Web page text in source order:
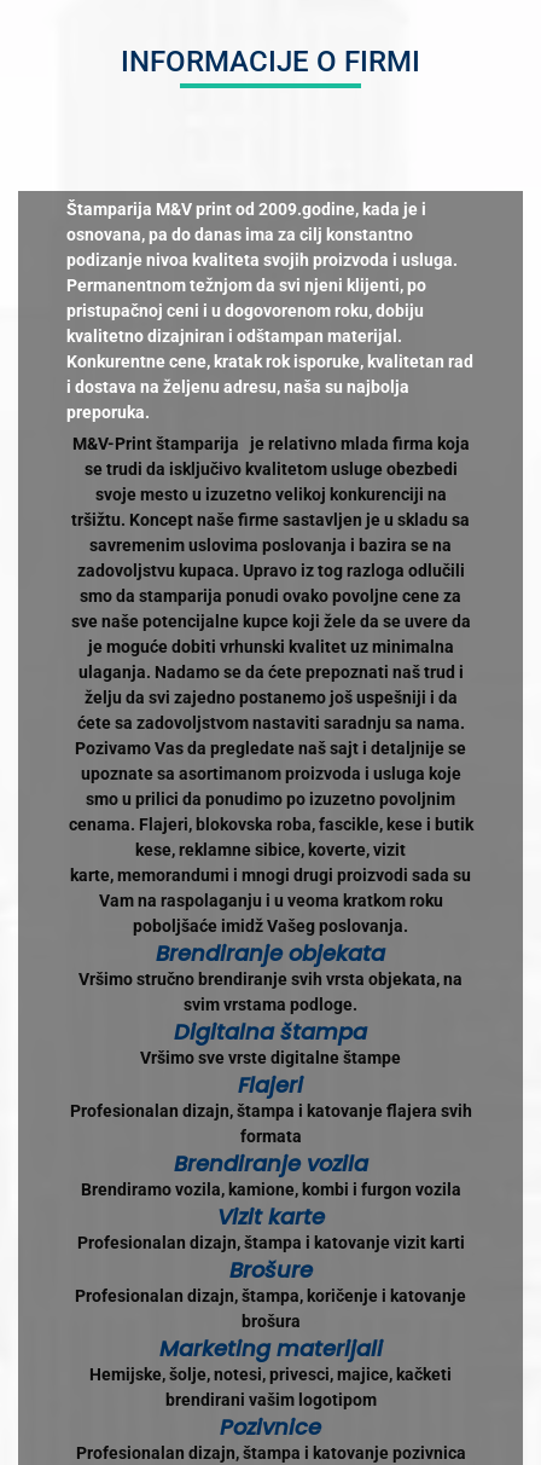
INFORMACIJE O FIRMI
Štamparija M&V print od 2009.godine, kada je i
osnovana, pa do danas ima za cilj konstantno
podizanje nivoa kvaliteta svojih proizvoda i usluga.
Permanentnom težnjom da svi njeni klijenti, po
pristupačnoj ceni i u dogovorenom roku, dobiju
kvalitetno dizajniran i odštampan materijal.
Konkurentne cene, kratak rok isporuke, kvalitetan rad
i dostava na željenu adresu, naša su najbolja
preporuka.
M&V-Print štamparija je relativno mlada firma koja
se trudi da isključivo kvalitetom usluge obezbedi
svoje mesto u izuzetno velikoj konkurenciji na
tršižtu. Koncept naše firme sastavljen je u skladu sa
savremenim uslovima poslovanja i bazira se na
zadovoljstvu kupaca. Upravo iz tog razloga odlučili
smo da stamparija ponudi ovako povoljne cene za
sve naše potencijalne kupce koji žele da se uvere da
je moguće dobiti vrhunski kvalitet uz minimalna
ulaganja. Nadamo se da ćete prepoznati naš trud i
želju da svi zajedno postanemo još uspešniji i da
ćete sa zadovoljstvom nastaviti saradnju sa nama.
Pozivamo Vas da pregledate naš sajt i detaljnije se
upoznate sa asortimanom proizvoda i usluga koje
smo u prilici da ponudimo po izuzetno povoljnim
cenama. Flajeri, blokovska roba, fascikle, kese i butik
kese, reklamne sibice, koverte, vizit
karte, memorandumi i mnogi drugi proizvodi sada su
Vam na raspolaganju i u veoma kratkom roku
poboljšaće imidž Vašeg poslovanja.
Brendiranje objekata
Vršimo stručno brendiranje svih vrsta objekata, na
svim vrstama podloge.
Digitalna štampa
Vršimo sve vrste digitalne štampe
Flajeri
Profesionalan dizajn, štampa i katovanje flajera svih
formata
Brendiranje vozila
Brendiramo vozila, kamione, kombi i furgon vozila
Vizit karte
Profesionalan dizajn, štampa i katovanje vizit karti
Brošure
Profesionalan dizajn, štampa, koričenje i katovanje
brošura
Marketing materijali
Hemijske, šolje, notesi, privesci, majice, kačketi
brendirani vašim logotipom
Pozivnice
Profesionalan dizajn, štampa i katovanje pozivnica